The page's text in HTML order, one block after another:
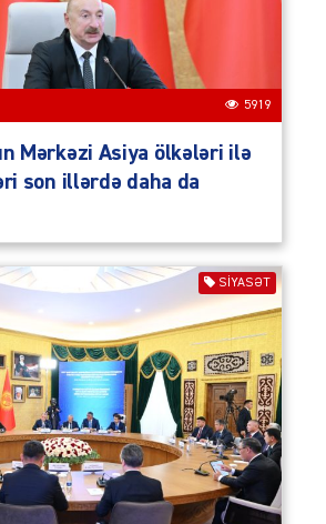
5919
Mərkəzi Asiya ölkələri ilə
son illərdə daha da
SIYASƏT